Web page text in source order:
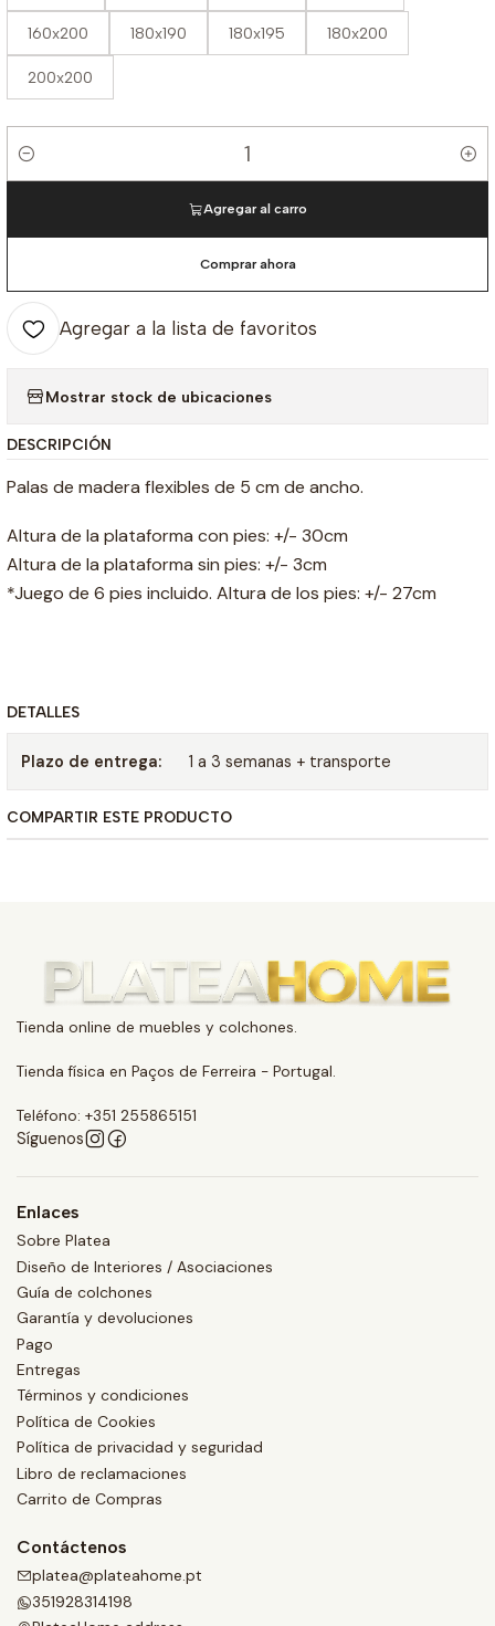
160x200 180x190 180x195 180x200
200x200
Cantidad
Agregar al carro
Comprar ahora
Agregar a la lista de favoritos
Mostrar stock de ubicaciones
DESCRIPCIÓN
Palas de madera flexibles de 5 cm de ancho.
Altura de la plataforma con pies: +/- 30cm
Altura de la plataforma sin pies: +/- 3cm
*Juego de 6 pies incluido. Altura de los pies: +/- 27cm
DETALLES
Plazo de entrega: 1 a 3 semanas + transporte
COMPARTIR ESTE PRODUCTO
Tienda online de muebles y colchones.
Tienda física en Paços de Ferreira - Portugal.
Teléfono: +351 255865151
Síguenos
Enlaces
Sobre Platea
Diseño de Interiores / Asociaciones
Guía de colchones
Garantía y devoluciones
Pago
Entregas
Términos y condiciones
Política de Cookies
Política de privacidad y seguridad
Libro de reclamaciones
Carrito de Compras
Contáctenos
platea@plateahome.pt
351928314198